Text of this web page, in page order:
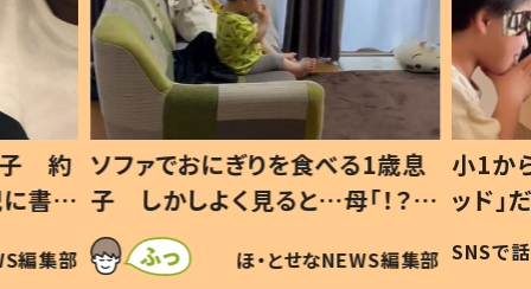
歳息
？」
編集部
小1から不登校、息子は「ギフテ
ッド」だった 父が“ウチ給食”を
作り続ける理由とは #令和の親
#令和の子
SNSで話題 ほ・とせなNEWS編集部
ひ孫
が、抱
「涙
い」